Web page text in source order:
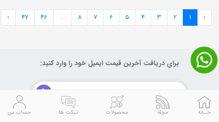
‹
1
2
3
4
5
6
7
8
...
46
47
›
برای دریافت آخرین قیمت ایمیل خود را وارد کنید:
درباره یدکی مارکت
خــانه مجله محصولات تیکت ها حساب من